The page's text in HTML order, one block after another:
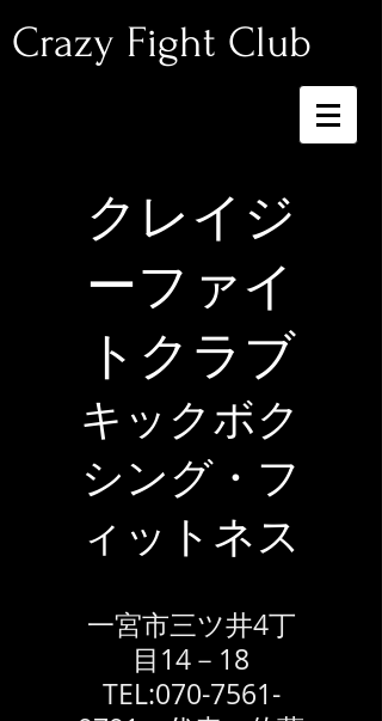
Crazy Fight Club
クレイジ
ーファイ
トクラブ
​キックボク
シング・フ
ィットネス
​一宮市三ツ井4丁
目14－18
​TEL:070-7561-